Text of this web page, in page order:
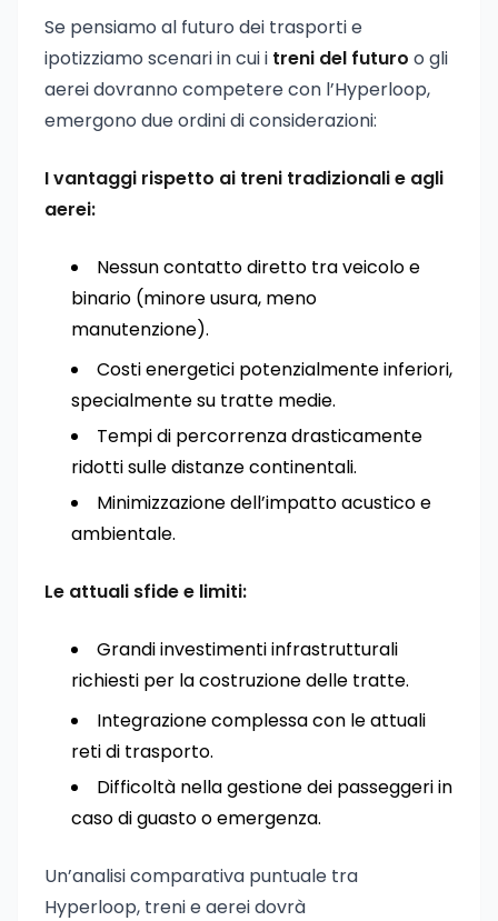
Se pensiamo al futuro dei trasporti e
ipotizziamo scenari in cui i treni del futuro o gli
aerei dovranno competere con l’Hyperloop,
emergono due ordini di considerazioni:
I vantaggi rispetto ai treni tradizionali e agli
aerei:
Nessun contatto diretto tra veicolo e
binario (minore usura, meno
manutenzione).
Costi energetici potenzialmente inferiori,
specialmente su tratte medie.
Tempi di percorrenza drasticamente
ridotti sulle distanze continentali.
Minimizzazione dell’impatto acustico e
ambientale.
Le attuali sfide e limiti:
Grandi investimenti infrastrutturali
richiesti per la costruzione delle tratte.
Integrazione complessa con le attuali
reti di trasporto.
Difficoltà nella gestione dei passeggeri in
caso di guasto o emergenza.
Un’analisi comparativa puntuale tra
Hyperloop, treni e aerei dovrà